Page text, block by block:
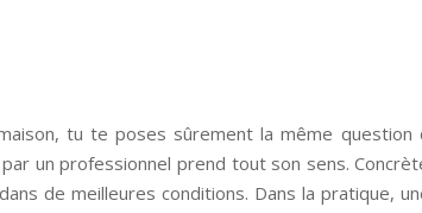
tu te poses sûrement la même question
un professionnel prend tout son sens.
de meilleures conditions. Dans la pratique,